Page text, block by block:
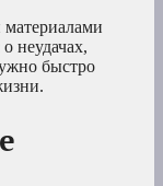
неудачах,
быстро